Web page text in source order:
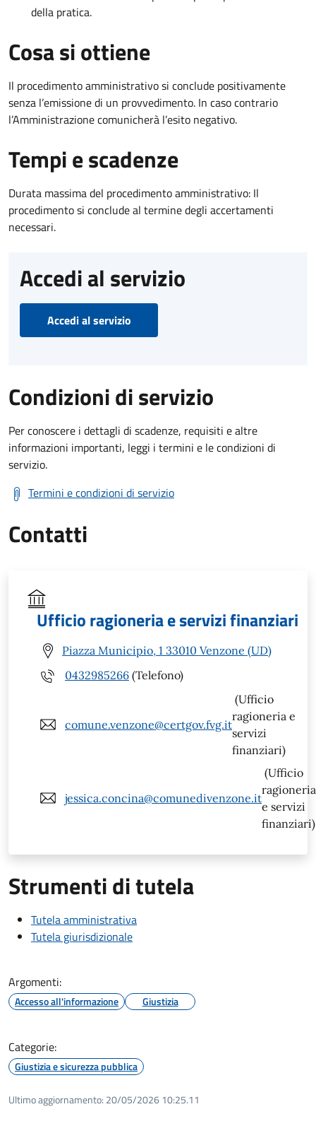
della pratica.
Cosa si ottiene
Il procedimento amministrativo si conclude positivamente
senza l’emissione di un provvedimento. In caso contrario
l’Amministrazione comunicherà l’esito negativo.
Tempi e scadenze
Durata massima del procedimento amministrativo: Il
procedimento si conclude al termine degli accertamenti
necessari.
Accedi al servizio
Accedi al servizio
Condizioni di servizio
Per conoscere i dettagli di scadenze, requisiti e altre
informazioni importanti, leggi i termini e le condizioni di
servizio.
Termini e condizioni di servizio
Contatti
Ufficio ragioneria e servizi finanziari
Piazza Municipio, 1 33010 Venzone (UD)
0432985266 (Telefono)
comune.venzone@certgov.fvg.it
(Ufficio
ragioneria e
servizi
finanziari)
jessica.concina@comunedivenzone.it
(Ufficio
ragioneria
e servizi
finanziari)
Strumenti di tutela
Tutela amministrativa
Tutela giurisdizionale
Argomenti:
Accesso all'informazione Giustizia
Categorie:
Giustizia e sicurezza pubblica
Ultimo aggiornamento: 20/05/2026 10:25.11